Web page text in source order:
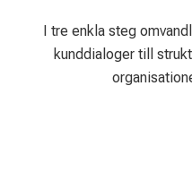
I tre enkla steg
kunddialoger till